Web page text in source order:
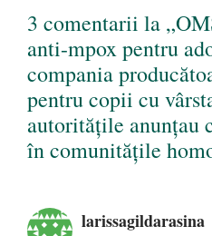
3 comentarii la
anti-mpox pentru
compania
pentru copii cu
autoritățile anunțau
în comunitățile
larissagildarasina